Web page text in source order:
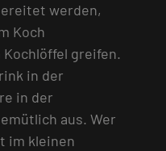
werden,
Koch
greifen.
in der
in der
aus. Wer
im kleinen